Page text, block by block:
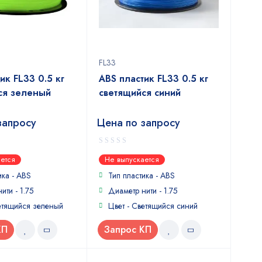
FL33 0.5 кг
зеленый
- ABS
- 1.75
зеленый
FL33
ABS пластик FL33 0.5 кг
светящийся синий
Цена по запросу
0
out
of
Не выпускается
Тип пластика - ABS
Диаметр нити - 1.75
Цвет - Светящийся синий
Запрос КП